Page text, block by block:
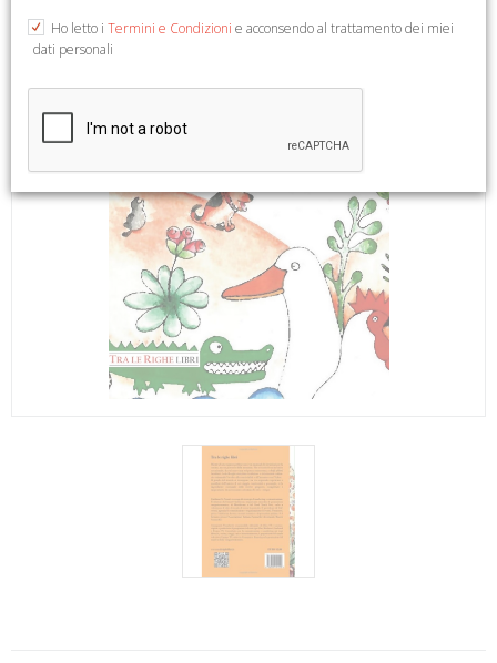
Ho letto i Termini e Condizioni e acconsendo al trattamento dei miei
dati personali